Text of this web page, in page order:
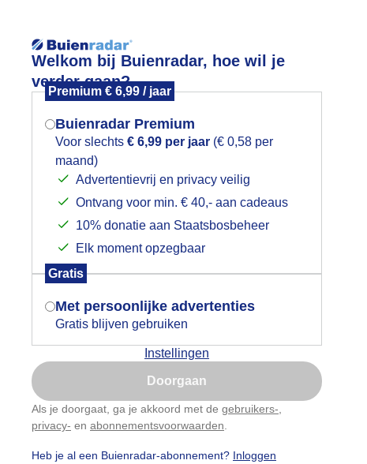
Welkom bij Buienradar, hoe wil je
verder gaan?
Premium € 6,99 / jaar
Buienradar Premium
Voor slechts € 6,99 per jaar (€ 0,58 per
maand)
Advertentievrij en privacy veilig
Ontvang voor min. € 40,- aan cadeaus
10% donatie aan Staatsbosbeheer
Elk moment opzegbaar
Gratis
Met persoonlijke advertenties
Gratis blijven gebruiken
Instellingen
Doorgaan
Als je doorgaat, ga je akkoord met de gebruikers-
privacy- en abonnementsvoorwaarden
Heb je al een Buienradar-abonnement? Inloggen
Lees meer.
Foto en video Weerzine
Zoeken in
en Licht bewolkt
Mogen we je locatie gebruiken voor
het weer?
Indien je hier nog geen akkoord op hebt
gegeven, verschijnt er zo een pop-up uit
je browser waarin deze toestemming
gevraagd wordt.
Is goed, toon de popup
Nu niet, misschien later
Gebruik je Safari en wil je niet elke dag deze pop-up
Klikhierom dit aan te passen